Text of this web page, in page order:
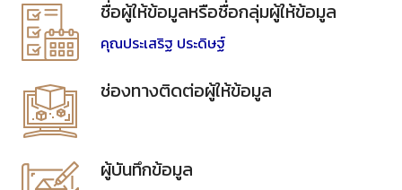
ชื่อผู้ให้ข้อมูลหรือชื่อกลุ่มผู้ให้ข้อมูล
คุณประเสริฐ ประดิษฐ์
ช่องทางติดต่อผู้ให้ข้อมูล
ผู้บันทึกข้อมูล